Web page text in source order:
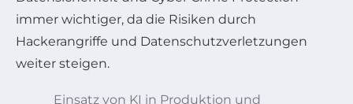
immer wichtiger, da die Risiken durch
Hackerangriffe und Datenschutzverletzungen
weiter steigen.
Einsatz von KI in Produktion und